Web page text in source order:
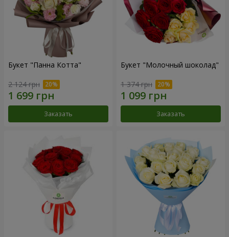
Букет "Панна Котта"
2 124 грн
Заказать
Букет "Молочный шоколад"
1 374 грн
Заказать